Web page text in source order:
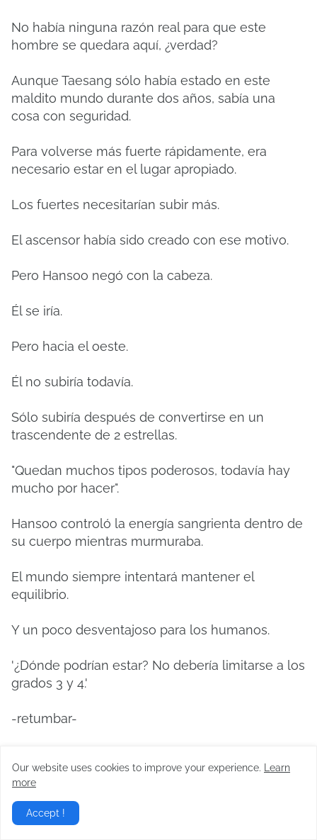
No había ninguna razón real para que este
hombre se quedara aquí, ¿verdad?
Aunque Taesang sólo había estado en este
maldito mundo durante dos años, sabía una
cosa con seguridad.
Para volverse más fuerte rápidamente, era
necesario estar en el lugar apropiado.
Los fuertes necesitarían subir más.
El ascensor había sido creado con ese motivo.
Pero Hansoo negó con la cabeza.
Él se iría.
Pero hacia el oeste.
Él no subiría todavía.
Sólo subiría después de convertirse en un
trascendente de 2 estrellas.
"Quedan muchos tipos poderosos, todavía hay
mucho por hacer".
Hansoo controló la energía sangrienta dentro de
su cuerpo mientras murmuraba.
El mundo siempre intentará mantener el
equilibrio.
Y un poco desventajoso para los humanos.
'¿Dónde podrían estar? No debería limitarse a los
grados 3 y 4.'
-retumbar-
conmoción ahora estaba amainando.
Y luego hacia la distancia.
Our website uses cookies to improve your experience.
Learn
more
Accept !